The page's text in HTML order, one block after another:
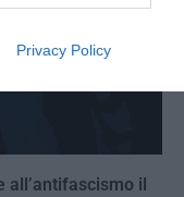
Privacy Policy
all’antifascismo il